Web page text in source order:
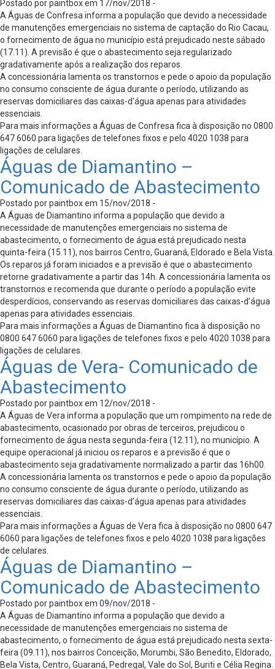
Postado por paintbox em 17/nov/2018 -
A Águas de Confresa informa a população que devido a necessidade
de manutenções emergenciais no sistema de captação do Rio Cacau,
o fornecimento de água no município está prejudicado neste sábado
(17.11). A previsão é que o abastecimento seja regularizado
gradativamente após a realização dos reparos.
A concessionária lamenta os transtornos e pede o apoio da população
no consumo consciente de água durante o período, utilizando as
reservas domiciliares das caixas-d’água apenas para atividades
essenciais.
Para mais informações a Águas de Confresa fica à disposição no 0800
647 6060 para ligações de telefones fixos e pelo 4020 1038 para
ligações de celulares.
Águas de Diamantino –
Comunicado de Abastecimento
Postado por paintbox em 15/nov/2018 -
A Águas de Diamantino informa a população que devido a
necessidade de manutenções emergenciais no sistema de
abastecimento, o fornecimento de água está prejudicado nesta
quinta-feira (15.11), nos bairros Centro, Guaraná, Eldorado e Bela Vista.
Os reparos já foram iniciados e a previsão é que o abastecimento
retorne gradativamente a partir das 14h. A concessionária lamenta os
transtornos e recomenda que durante o período a população evite
desperdícios, conservando as reservas domiciliares das caixas-d’água
apenas para atividades essenciais.
Para mais informações a Águas de Diamantino fica à disposição no
0800 647 6060 para ligações de telefones fixos e pelo 4020 1038 para
ligações de celulares.
Águas de Vera- Comunicado de
Abastecimento
Postado por paintbox em 12/nov/2018 -
A Águas de Vera informa a população que um rompimento na rede de
abastecimento, ocasionado por obras de terceiros, prejudicou o
fornecimento de água nesta segunda-feira (12.11), no município. A
equipe operacional já iniciou os reparos e a previsão é que o
abastecimento seja gradativamente normalizado a partir das 16h00.
A concessionária lamenta os transtornos e pede o apoio da população
no consumo consciente de água durante o período, utilizando as
reservas domiciliares das caixas-d’água apenas para atividades
essenciais.
Para mais informações a Águas de Vera fica à disposição no 0800 647
6060 para ligações de telefones fixos e pelo 4020 1038 para ligações
de celulares.
Águas de Diamantino –
Comunicado de Abastecimento
Postado por paintbox em 09/nov/2018 -
A Águas de Diamantino informa a população que devido a
necessidade de manutenções emergenciais no sistema de
abastecimento, o fornecimento de água está prejudicado nesta sexta-
feira (09.11), nos bairros Conceição, Morumbi, São Benedito, Eldorado,
Bela Vista, Centro, Guaraná, Pedregal, Vale do Sol, Buriti e Célia Regina.